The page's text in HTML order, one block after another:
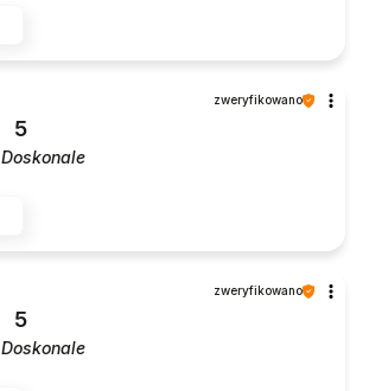
zweryfikowano
5
Doskonale
zweryfikowano
5
Doskonale